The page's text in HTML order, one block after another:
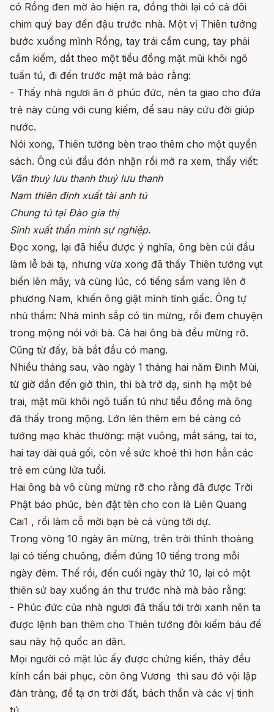
có Rồng đen mờ ảo hiện ra, đồng thời lại có cả đôi
chim quý bay đến đậu trước nhà. Một vị Thiên tướng
bước xuống mình Rồng, tay trái cầm cung, tay phải
cầm kiếm, dắt theo một tiểu đồng mặt mũi khôi ngô
tuấn tú, đi đến trước mặt mà bảo rằng:
- Thấy nhà ngươi ăn ở phúc đức, nên ta giao cho đứa
trẻ này cùng với cung kiếm, để sau này cứu đời giúp
nước.
Nói xong, Thiên tướng bèn trao thêm cho một quyển
sách. Ông cúi đầu đón nhận rồi mở ra xem, thấy viết:
Vân thuỷ lưu thanh thuỷ lưu thanh
Namthiên đỉnh xuất tài anh tú
Chung tú tại Đào gia thị
Sinh xuất thần minh sự nghiệp.
Đọc xong, lại đã hiểu được ý nghĩa, ông bèn cúi đầu
làm lễ bái tạ, nhưng vừa xong đã thấy Thiên tướng vụt
biến lên mây, và cùng lúc, có tiếng sấm vang lên ở
phương Nam, khiến ông giật mình tỉnh giấc. Ông tự
nhủ thầm: Nhà mình sắp có tin mừng, rồi đem chuyện
trong mộng nói với bà. Cả hai ông bà đều mừng rỡ.
Cũng từ đấy, bà bắt đầu có mang.
Nhiều tháng sau, vào ngày 1 tháng hai năm Đinh Mùi,
từ giờ dần đến giờ thìn, thì bà trở dạ, sinh hạ một bé
trai, mặt mũi khôi ngô tuấn tú như tiểu đồng mà ông
đã thấy trong mộng. Lớn lên thêm em bé càng có
tướng mạo khác thường: mặt vuông, mắt sáng, tai to,
hai tay dài quá gối, còn về sức khoẻ thì hơn hẳn các
trẻ em cùng lứa tuổi.
Hai ông bà vô cùng mừng rỡ cho rằng đã được Trời
Phật báo phúc, bèn đặt tên cho con là Liên Quang
Cai1 , rồi làm cỗ mời bạn bè cả vùng tới dự.
Trong vòng 10 ngày ăn mừng, trên trời thỉnh thoảng
lại có tiếng chuông, điểm đúng 10 tiếng trong mỗi
ngày đêm. Thế rồi, đến cuối ngày thứ 10, lại có một
thiên sứ bay xuống án thư trước nhà mà bảo rằng:
- Phúc đức của nhà ngươi đã thấu tới trời xanh nên ta
được lệnh ban thêm cho Thiên tướng đôi kiếm báu để
sau này hộ quốc an dân.
Mọi người có mặt lúc ấy được chứng kiến, thảy đều
kính cẩn bái phục, còn ông Vương thì sau đó vội lập
đàn tràng, để tạ ơn trời đất, bách thần và các vị tinh